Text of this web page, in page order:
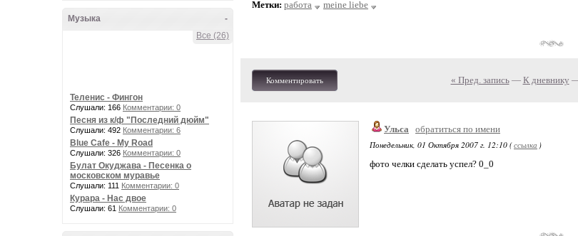
-
Музыка
Все (26)
Теленис - Фингон
Слушали: 166 Комментарии: 0
Песня из к/ф "Последний дюйм"
Слушали: 492 Комментарии: 6
Blue Cafe - My Road
Слушали: 326 Комментарии: 0
Булат Окуджава - Песенка о
московском муравье
Слушали: 111 Комментарии: 0
Курара - Нас двое
Слушали: 61 Комментарии: 0
Метки: работа meine liebe
Комментировать « Пред. запись— К дневнику
Ульса
обратиться по имени
Понедельник, 01 Октября 2007 г. 12:10 (ссылка )
фото челки сделать успел? 0_0